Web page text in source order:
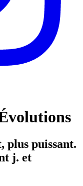
plus puissant.
j. et